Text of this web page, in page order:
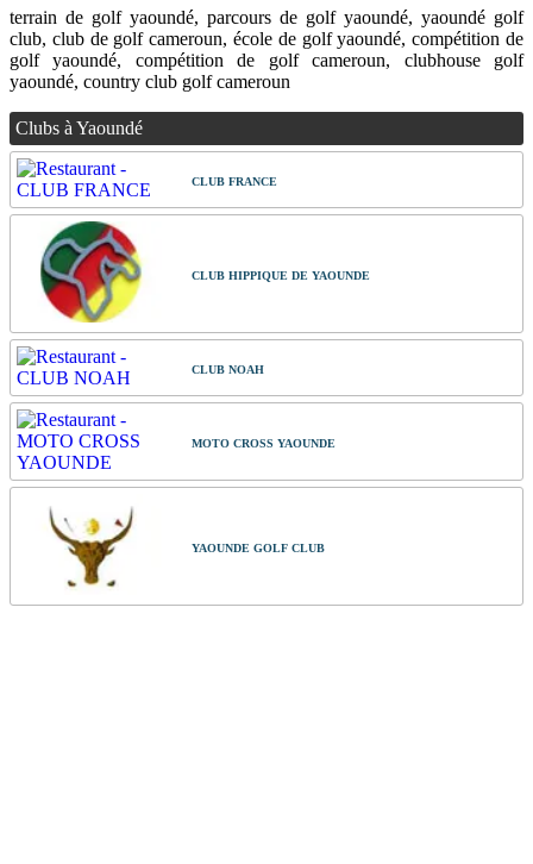
terrain de golf yaoundé, parcours de golf yaoundé, yaoundé golf
club, club de golf cameroun, école de golf yaoundé, compétition de
golf yaoundé, compétition de golf cameroun, clubhouse golf
yaoundé, country club golf cameroun
Clubs à Yaoundé
CLUB FRANCE
CLUB HIPPIQUE DE YAOUNDE
CLUB NOAH
MOTO CROSS YAOUNDE
YAOUNDE GOLF CLUB